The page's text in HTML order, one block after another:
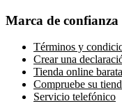
Marca de confianza
Términos y
Crear una
Tienda online
Compruebe su
Servicio telefónico